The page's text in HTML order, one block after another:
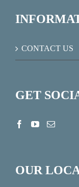
CONTACT US
GET
OUR